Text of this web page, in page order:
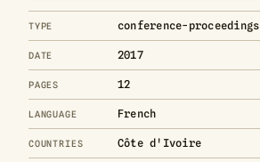
TYPE conference-proceedings
DATE 2017
PAGES 12
LANGUAGE French
COUNTRIES Côte d'Ivoire